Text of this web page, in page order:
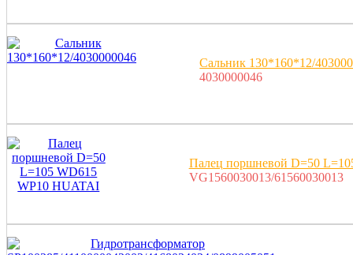
Сальник 130*160*12/
4030000046
Палец поршневой D=50
VG1560030013/61560030013